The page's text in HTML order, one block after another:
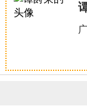
恭喜
恭喜